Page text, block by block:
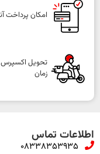
امکان پرداخت
تحویل اکسپرس
زمان
اطلاعات تماس
08338353935